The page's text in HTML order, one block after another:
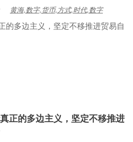
黄海,数字,货币,方式,时代,数字
正的多边主义，坚定不移推进